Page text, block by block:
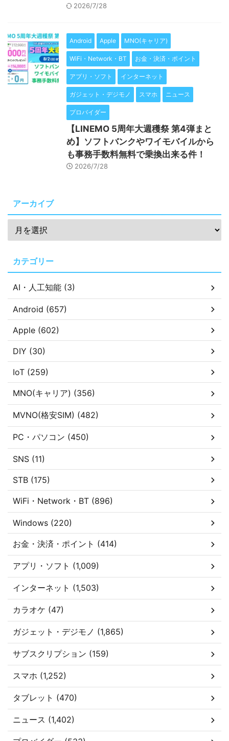
2026/7/28
Android Apple MNO(キャリア)
WiFi・Network・BT お金・決済・ポイント
アプリ・ソフト インターネット
ガジェット・デジモノ スマホ ニュース
プロバイダー
【LINEMO 5周年大週穫祭 第4弾まと
め】ソフトバンクやワイモバイルから
も事務手数料無料で乗換出来る件！
2026/7/28
アーカイブ
カテゴリー
AI・人工知能 (3)
Android (657)
Apple (602)
DIY (30)
IoT (259)
MNO(キャリア) (356)
MVNO(格安SIM) (482)
PC・パソコン (450)
SNS (11)
STB (175)
WiFi・Network・BT (896)
Windows (220)
お金・決済・ポイント (414)
アプリ・ソフト (1,009)
インターネット (1,503)
カラオケ (47)
ガジェット・デジモノ (1,865)
サブスクリプション (159)
スマホ (1,252)
タブレット (470)
ニュース (1,402)